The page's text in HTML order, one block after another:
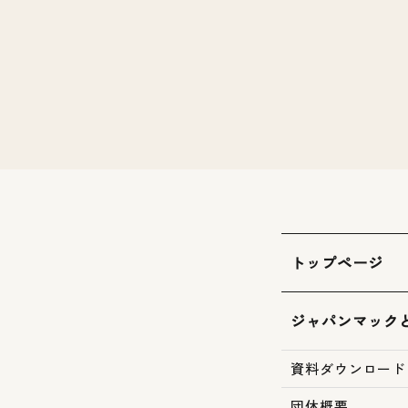
トップページ
ジャパンマック
資料ダウンロード